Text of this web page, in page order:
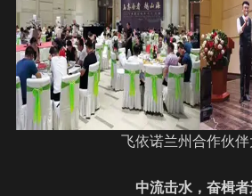
飞依诺兰州合作伙伴
中流击水，奋楫者